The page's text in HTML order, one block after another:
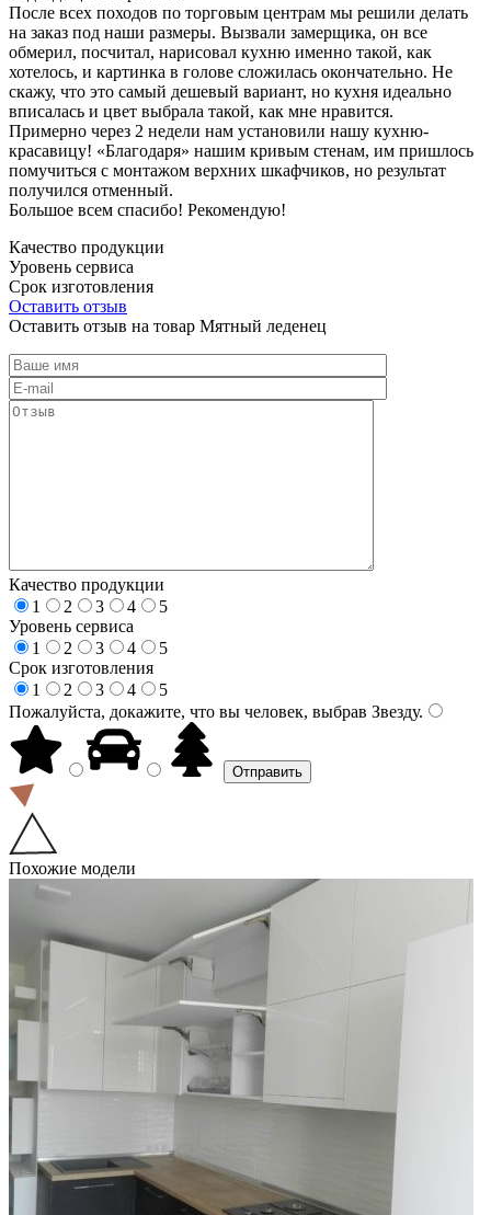
После всех походов по торговым центрам мы решили делать
на заказ под наши размеры. Вызвали замерщика, он все
обмерил, посчитал, нарисовал кухню именно такой, как
хотелось, и картинка в голове сложилась окончательно. Не
скажу, что это самый дешевый вариант, но кухня идеально
вписалась и цвет выбрала такой, как мне нравится.
Примерно через 2 недели нам установили нашу кухню-
красавицу! «Благодаря» нашим кривым стенам, им пришлось
помучиться с монтажом верхних шкафчиков, но результат
получился отменный.
Большое всем спасибо! Рекомендую!
Качество продукции
Уровень сервиса
Срок изготовления
Оставить отзыв
Оставить отзыв на товар Мятный леденец
Качество продукции
1
2 3 4
5
Уровень сервиса
1
2 3 4
5
Срок изготовления
1
2 3 4
5
Пожалуйста, докажите, что вы человек, выбрав Звезду.
Похожие модели